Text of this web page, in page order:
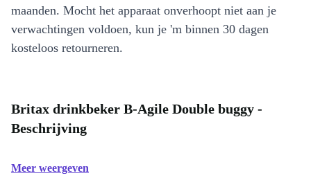
maanden. Mocht het apparaat onverhoopt niet aan je
verwachtingen voldoen, kun je 'm binnen 30 dagen
kosteloos retourneren.
Britax drinkbeker B-Agile Double buggy -
Beschrijving
Meer weergeven